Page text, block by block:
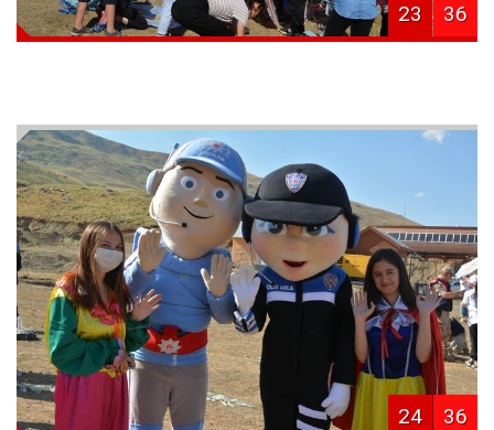
23 36
24 36